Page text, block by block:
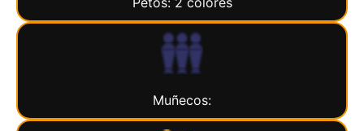
Muñecos: